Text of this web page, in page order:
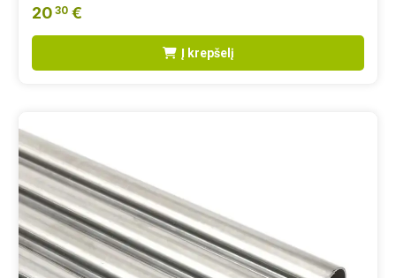
20 30 €
Į krepšelį